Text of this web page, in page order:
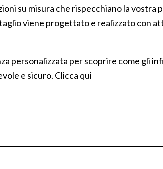
su misura che rispecchiano la vostra
viene progettato e realizzato con
personalizzata per scoprire come gli
e sicuro. Clicca qui